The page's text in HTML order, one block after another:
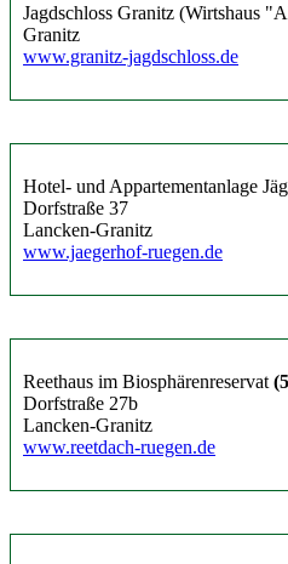
Jagdschloss Granitz (Wirtshaus
Granitz
www.granitz-jagdschloss.de
Hotel- und Appartementanlage
Dorfstraße 37
Lancken-Granitz
www.jaegerhof-ruegen.de
Reethaus im Biosphärenreservat
Dorfstraße 27b
Lancken-Granitz
www.reetdach-ruegen.de